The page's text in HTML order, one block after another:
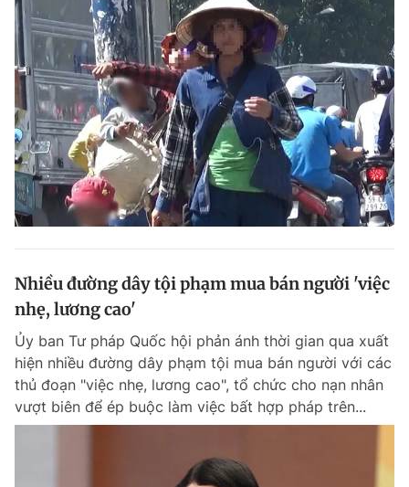
Nhiều đường dây tội phạm mua bán người 'việc
nhẹ, lương cao'
Ủy ban Tư pháp Quốc hội phản ánh thời gian qua xuất
hiện nhiều đường dây phạm tội mua bán người với các
thủ đoạn "việc nhẹ, lương cao", tổ chức cho nạn nhân
vượt biên để ép buộc làm việc bất hợp pháp trên...